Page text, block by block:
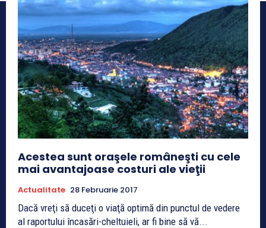
Acestea sunt oraşele româneşti cu cele
mai avantajoase costuri ale vieţii
Actualitate 28 Februarie 2017
Dacă vreţi să duceţi o viaţă optimă din punctul de vedere
al raportului încasări-cheltuieli, ar fi bine să vă...